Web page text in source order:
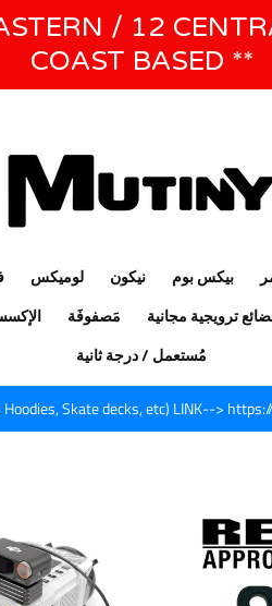
BE CLOSED JUNE 1ST - 8TH for
/ 12
COAST BASED **
لوميكس نيكون بيكس بوم
مَصفوفَة ترويجية مجانية
مُستعمل / درجة ثانية
Skate decks, etc) LINK-->